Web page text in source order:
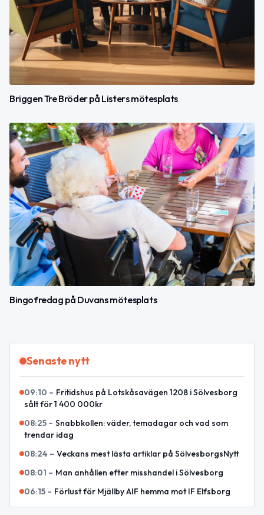
Briggen Tre Bröder på Listers mötesplats
Bingofredag på Duvans mötesplats
Senaste nytt
09:10 – Fritidshus på Lotskåsavägen 1208 i Sölvesborg
sålt för 1 400 000kr
08:25 – Snabbkollen: väder, temadagar och vad som
trendar idag
08:24 – Veckans mest lästa artiklar på SölvesborgsNytt
08:01 – Man anhållen efter misshandel i Sölvesborg
06:15 – Förlust för Mjällby AIF hemma mot IF Elfsborg